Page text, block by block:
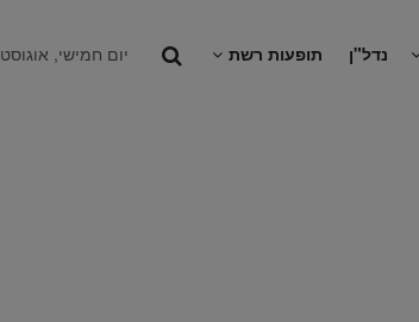
נדל"ן תופעות רשת יום חמישי, אוגוסט 6, 2026